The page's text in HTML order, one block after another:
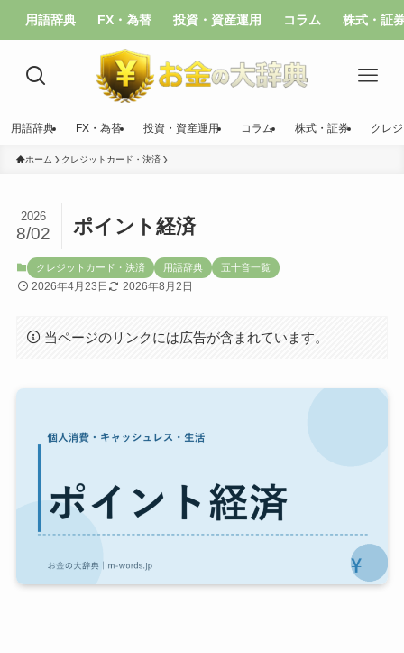
用語辞典 FX・為替 投資・資産運用 コラム 株式・証
用語辞典 FX・為替 投資・資産運用 コラム 株式・証券 クレ
ホーム クレジットカード・決済
ポイント経済
2026
8/02
クレジットカード・決済 用語辞典 五十音一覧
2026年4月23日 2026年8月2日
当ページのリンクには広告が含まれています。